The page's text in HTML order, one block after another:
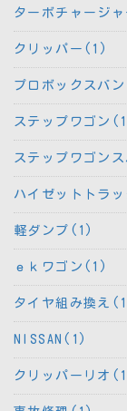
ターボチャージ
クリッパー(1)
プロボックスバ
ステップワゴン
ステップワゴン
ハイゼットトラ
軽ダンプ(1)
ｅｋワゴン(1)
タイヤ組み換え
NISSAN(1)
クリッパーリオ